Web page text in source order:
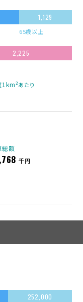
1,129
65歳以上
2,225
1km²あたり
総額
千円
252,000